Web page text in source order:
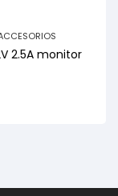
2.5A monitor